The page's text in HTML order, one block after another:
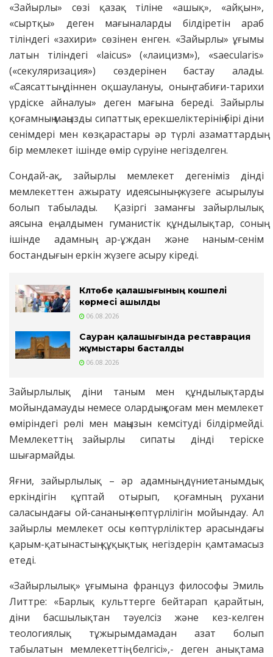
«Зайырлы» сөзі қазақ тіліне «ашық», «айқын»,
«сыртқы» деген мағыналарды білдіретін араб
тіліндегі «захири» сөзінен енген. «Зайырлы» ұғымы
латын тіліндегі «laicus» («лаицизм»), «saecularis»
(«секуляризация») сөздерінен бастау алады.
«Саясаттың діннен оқшаулануы, оның табиғи-тарихи
үрдіске айналуы» деген мағына береді. Зайырлы
қоғамның маңызды сипаттық ерекшеліктерінің бірі діни
сенімдері мен көзқарастары әр түрлі азаматтардың
бір мемлекет ішінде өмір сүруіне негізделген.
Сондай-ақ, зайырлы мемлекет дегеніміз дінді
мемлекеттен ажырату идеясының жүзеге асырылуы
болып табылады. Қазіргі заманғы зайырлылық
аясына ең алдымен гуманистік құндылықтар, соның
ішінде адамның ар-ұждан және наным-сенім
бостандығын еркін жүзеге асыру кіреді.
Күлтөбе қалашығының көшпелі
көрмесі ашылды
06.08.2026
Сауран қалашығында реставрация
жұмыстары басталды
06.08.2026
Зайырлылық діни таным мен құндылықтарды
мойындамауды немесе олардың қоғам мен мемлекет
өміріндегі рөлі мен маңызын кемсітуді білдірмейді.
Мемлекеттің зайырлы сипаты дінді теріске
шығармайды.
Яғни, зайырлылық – әр адамның дүниетанымдық
еркіндігін құптай отырып, қоғамның рухани
саласындағы ой-сананың көптүрлілігін мойындау. Ал
зайырлы мемлекет осы көптүрліліктер арасындағы
қарым-қатынастың құқықтық негіздерін қамтамасыз
етеді.
«Зайырлылық» ұғымына француз философы Эмиль
Литтре: «Барлық культтерге бейтарап қарайтын,
діни басшылықтан тәуелсіз және кез-келген
теологиялық тұжырымдамадан азат болып
табылатын мемлекеттің белгісі»,- деген анықтама